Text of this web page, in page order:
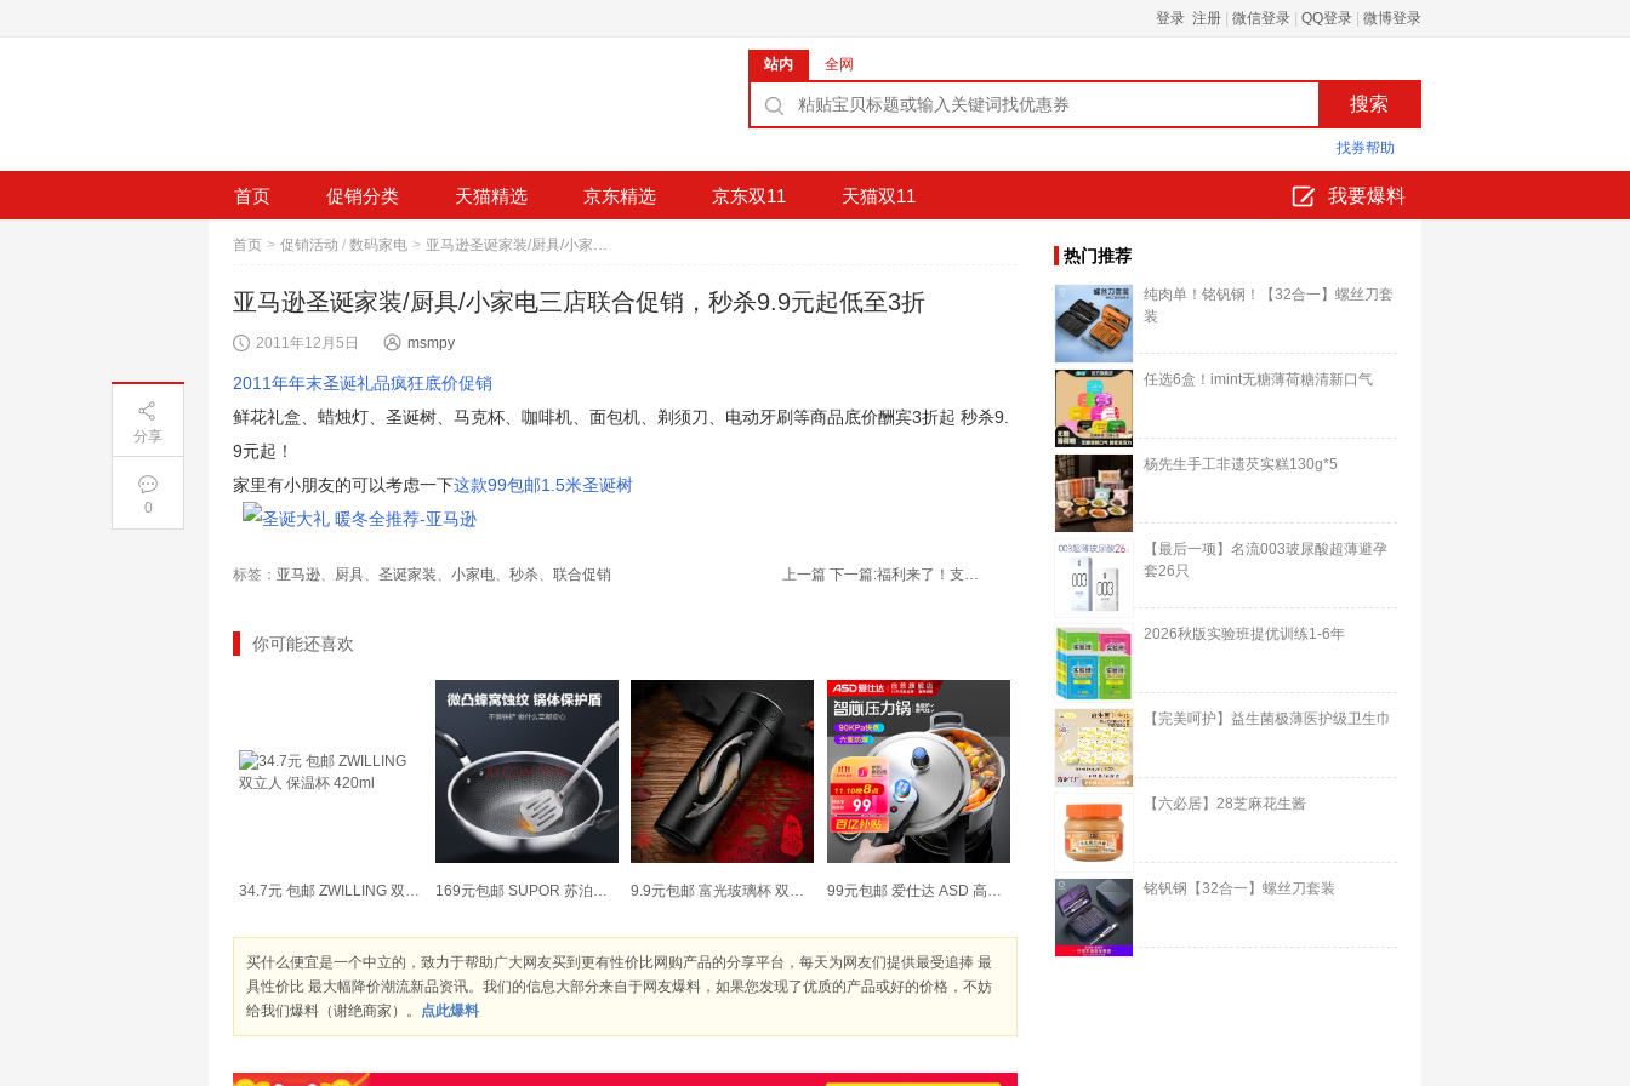
登录 注册 微信登录 QQ登录 微博登录
站内 全网
找券帮助
首页 促销分类 天猫精选 京东精选 京东双11 天猫双11 我要爆料
首页 > 促销活动 / 数码家电 > 亚马逊圣诞家装/厨具/小家电三店联合促销，秒杀9.9元起低至3折
亚马逊圣诞家装/厨具/小家电三店联合促销，秒杀9.9元起低至3折
2011年12月5日 msmpy
2011年年末圣诞礼品疯狂底价促销
鲜花礼盒、蜡烛灯、圣诞树、马克杯、咖啡机、面包机、剃须刀、电动牙刷等商品底价酬宾3折起 秒杀9.
9元起！
家里有小朋友的可以考虑一下这款99包邮1.5米圣诞树
标签： 亚马逊、 厨具、 圣诞家装、 小家电、 秒杀、 联合促销 上一篇 下一篇: 福利来了！支付宝金账户 联合登陆 大众点评团 赠20元优惠券
你可能还喜欢
34.7元 包邮 ZWILLING 双立人 保温杯 420ml 169元包邮 SUPOR 苏泊尔 不锈钢不粘炒锅 32CM 9.9元包邮 富光玻璃杯 双层玻璃杯花茶杯 40 0ml 99元包邮 爱仕达 ASD 高压锅304不锈钢5.5L
买什么便宜是一个中立的，致力于帮助广大网友买到更有性价比网购产品的分享平台，每天为网友们提供最受追捧 最
具性价比 最大幅降价潮流新品资讯。我们的信息大部分来自于网友爆料，如果您发现了优质的产品或好的价格，不妨
给我们爆料（谢绝商家）。 点此爆料
热门推荐
纯肉单！铭钒钢！【32合一】螺丝刀套
装
任选6盒！imint无糖薄荷糖清新口气
杨先生手工非遗芡实糕130g*5
【最后一项】名流003玻尿酸超薄避孕
套26只
2026秋版实验班提优训练1-6年
【完美呵护】益生菌极薄医护级卫生巾
【六必居】28芝麻花生酱
铭钒钢【32合一】螺丝刀套装
分享
0